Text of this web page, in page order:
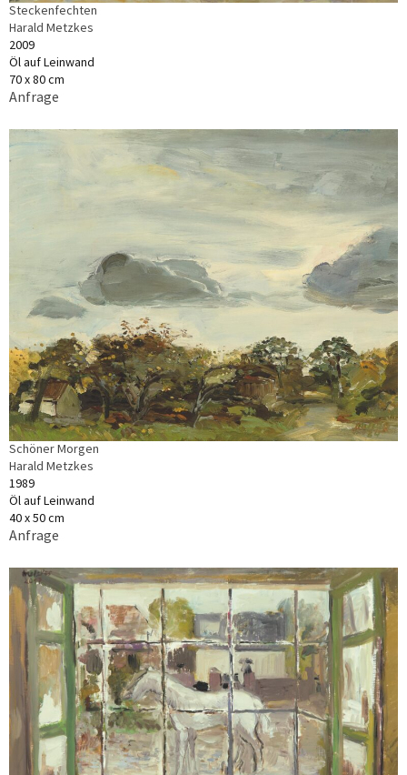
Steckenfechten
Harald Metzkes
2009
Öl auf Leinwand
70 x 80 cm
Anfrage
Schöner Morgen
Harald Metzkes
1989
Öl auf Leinwand
40 x 50 cm
Anfrage